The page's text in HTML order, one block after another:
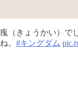
（きょうかい）で
。 #キングダム